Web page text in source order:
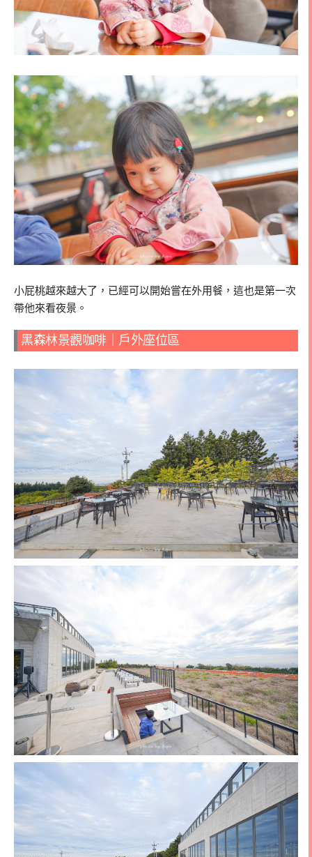
小屁桃越來越大了，已經可以開始嘗在外用餐，這也是第一次
帶他來看夜景。
黑森林景觀咖啡｜戶外座位區